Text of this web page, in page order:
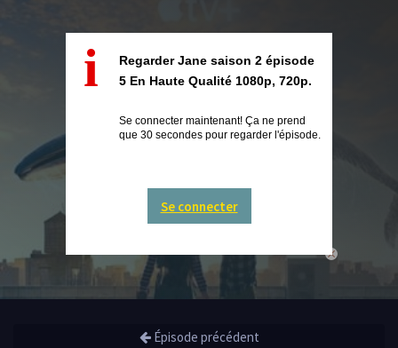
close
i
Regarder Jane saison 2 épisode
5 En Haute Qualité 1080p, 720p.
Se connecter maintenant! Ça ne prend
que 30 secondes pour regarder l'épisode.
Se connecter
Épisode précédent